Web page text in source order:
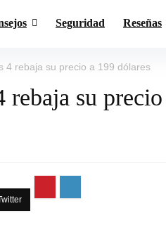
Seguridad Reseñas
4 rebaja su precio a 199 dólares
rebaja su